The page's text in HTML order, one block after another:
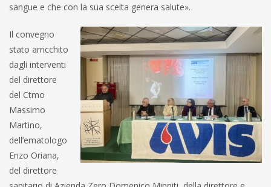
sangue e che con la sua scelta genera salute».
Il convegno
stato arricchito
dagli interventi
del direttore
del Ctmo
Massimo
Martino,
dell’ematologo
Enzo Oriana,
del direttore